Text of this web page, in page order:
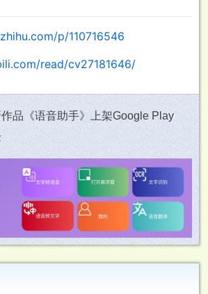
p/110716546
read/cv27181646/
品《语音助手》上架Google Play